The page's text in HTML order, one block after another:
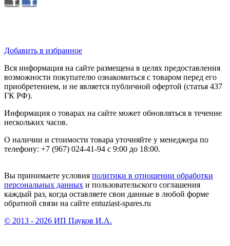
Добавить в избранное
Вся информация на сайте размещена в целях предоставления
возможности покупателю ознакомиться с товаром перед его
приобретением, и не является публичной офертой (статья 437
ГК РФ).
Информация о товарах на сайте может обновляться в течение
нескольких часов.
О наличии и стоимости товара уточняйте у менеджера по
телефону: +7 (967) 024-41-94 с 9:00 до 18:00.
Вы принимаете условия политики в отношении обработки
персональных данных и пользовательского соглашения
каждый раз, когда оставляете свои данные в любой форме
обратной связи на сайте entuziast-spares.ru
© 2013 - 2026 ИП Пауков И.А.